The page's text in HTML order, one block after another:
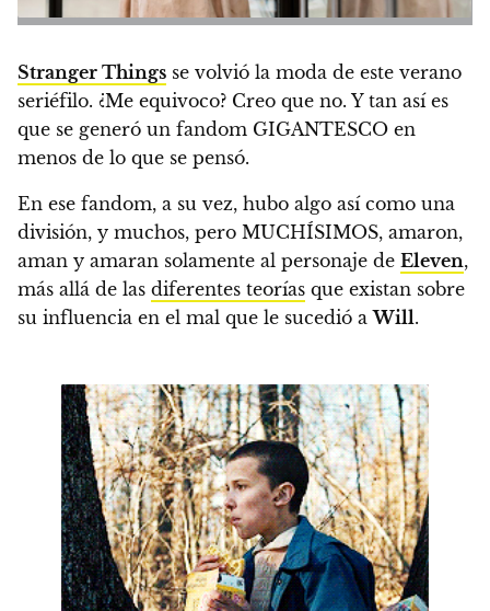
Stranger Things se volvió la moda de este verano
seriéfilo. ¿Me equivoco? Creo que no. Y tan así es
que se generó un fandom GIGANTESCO en
menos de lo que se pensó.
En ese fandom, a su vez, hubo algo así como una
división, y muchos, pero MUCHÍSIMOS, amaron,
aman y amaran solamente al personaje de Eleven,
más allá de las diferentes teorías que existan sobre
su influencia en el mal que le sucedió aWill.